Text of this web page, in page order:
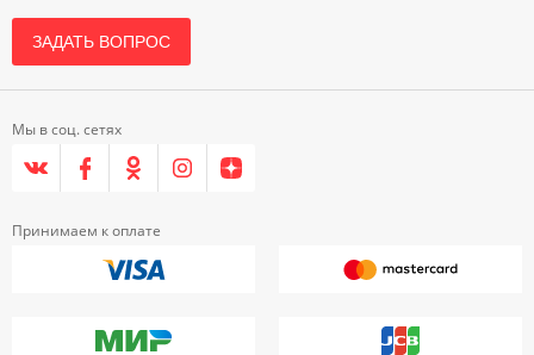
ЗАДАТЬ ВОПРОС
Мы в соц. сетях
Принимаем к оплате